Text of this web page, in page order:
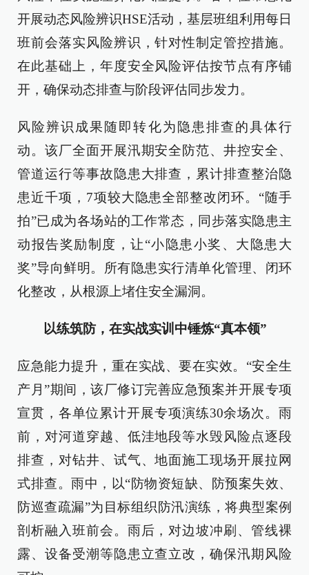
开展动态风险辨识HSE活动，基层班组利用每日
班前会落实风险辨识，针对性制定管控措施。
在此基础上，年度安全风险评估按节点有序铺
开，确保动态排查与阶段评估同步发力。
风险辨识成果随即转化为隐患排查的具体行
动。该厂全面开展汛期安全防范、井控安全、
管道运行等事故隐患大排查，累计排查整治隐
患近千项，7项较大隐患全部整改闭环。“随手
拍”已成为各场站的工作常态，同步落实隐患主
动报告奖励制度，让“小隐患小奖、大隐患大
奖”导向鲜明。所有隐患实行清单化管理、闭环
化整改，从根源上堵住安全漏洞。
以练筑防，在实战实训中锤炼“真本领”
应急能力提升，重在实战、要在实效。“安全生
产月”期间，该厂修订完善应急预案并开展专项
宣贯，各单位累计开展专项演练30余场次。雨
前，对河道穿越、低洼地段等水毁风险点逐段
排查，对钻井、试气、地面施工现场开展拉网
式排查。雨中，以“防物资短缺、防预案失效、
防巡查疏漏”为目标组织防汛演练，将典型案例
剖析融入班前会。雨后，对边坡冲刷、管线裸
露、设备受潮等隐患立查立改，确保汛期风险